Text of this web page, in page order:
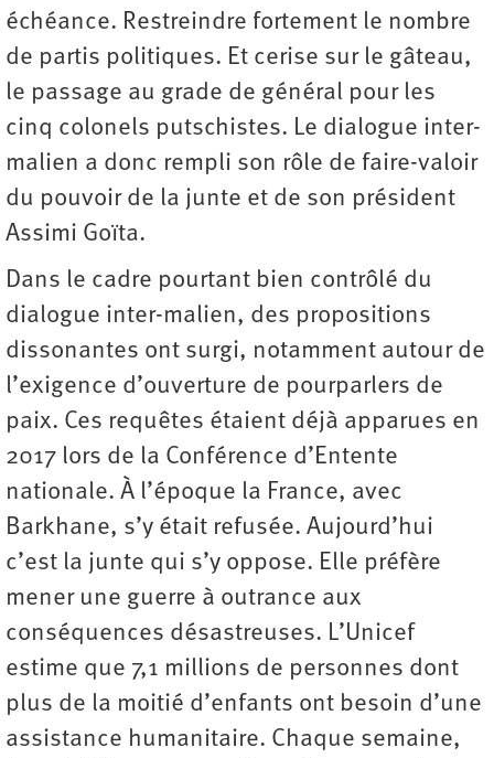
échéance. Restreindre fortement le nombre
de partis politiques. Et cerise sur le gâteau,
le passage au grade de général pour les
cinq colonels putschistes. Le dialogue inter-
malien a donc rempli son rôle de faire-valoir
du pouvoir de la junte et de son président
Assimi Goïta.
Dans le cadre pourtant bien contrôlé du
dialogue inter-malien, des propositions
dissonantes ont surgi, notamment autour de
l’exigence d’ouverture de pourparlers de
paix. Ces requêtes étaient déjà apparues en
2017 lors de la Conférence d’Entente
nationale. À l’époque la France, avec
Barkhane, s’y était refusée. Aujourd’hui
c’est la junte qui s’y oppose. Elle préfère
mener une guerre à outrance aux
conséquences désastreuses. L’Unicef
estime que 7,1 millions de personnes dont
plus de la moitié d’enfants ont besoin d’une
assistance humanitaire. Chaque semaine,